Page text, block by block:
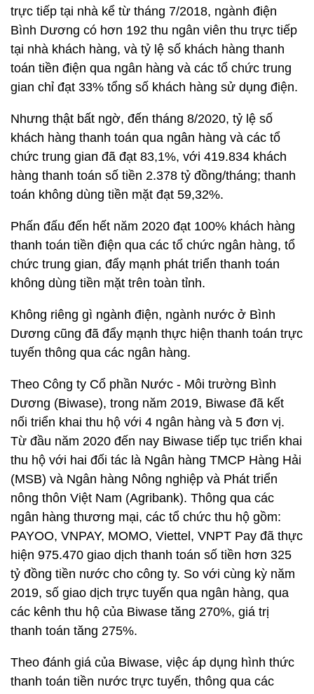
trực tiếp tại nhà kể từ tháng 7/2018, ngành điện
Bình Dương có hơn 192 thu ngân viên thu trực tiếp
tại nhà khách hàng, và tỷ lệ số khách hàng thanh
toán tiền điện qua ngân hàng và các tổ chức trung
gian chỉ đạt 33% tổng số khách hàng sử dụng điện.
Nhưng thật bất ngờ, đến tháng 8/2020, tỷ lệ số
khách hàng thanh toán qua ngân hàng và các tổ
chức trung gian đã đạt 83,1%, với 419.834 khách
hàng thanh toán số tiền 2.378 tỷ đồng/tháng; thanh
toán không dùng tiền mặt đạt 59,32%.
Phấn đấu đến hết năm 2020 đạt 100% khách hàng
thanh toán tiền điện qua các tổ chức ngân hàng, tổ
chức trung gian, đẩy mạnh phát triển thanh toán
không dùng tiền mặt trên toàn tỉnh.
Không riêng gì ngành điện, ngành nước ở Bình
Dương cũng đã đẩy mạnh thực hiện thanh toán trực
tuyến thông qua các ngân hàng.
Theo Công ty Cổ phần Nước - Môi trường Bình
Dương (Biwase), trong năm 2019, Biwase đã kết
nối triển khai thu hộ với 4 ngân hàng và 5 đơn vị.
Từ đầu năm 2020 đến nay Biwase tiếp tục triển khai
thu hộ với hai đối tác là Ngân hàng TMCP Hàng Hải
(MSB) và Ngân hàng Nông nghiệp và Phát triển
nông thôn Việt Nam (Agribank). Thông qua các
ngân hàng thương mại, các tổ chức thu hộ gồm:
PAYOO, VNPAY, MOMO, Viettel, VNPT Pay đã thực
hiện 975.470 giao dịch thanh toán số tiền hơn 325
tỷ đồng tiền nước cho công ty. So với cùng kỳ năm
2019, số giao dịch trực tuyến qua ngân hàng, qua
các kênh thu hộ của Biwase tăng 270%, giá trị
thanh toán tăng 275%.
Theo đánh giá của Biwase, việc áp dụng hình thức
thanh toán tiền nước trực tuyến, thông qua các